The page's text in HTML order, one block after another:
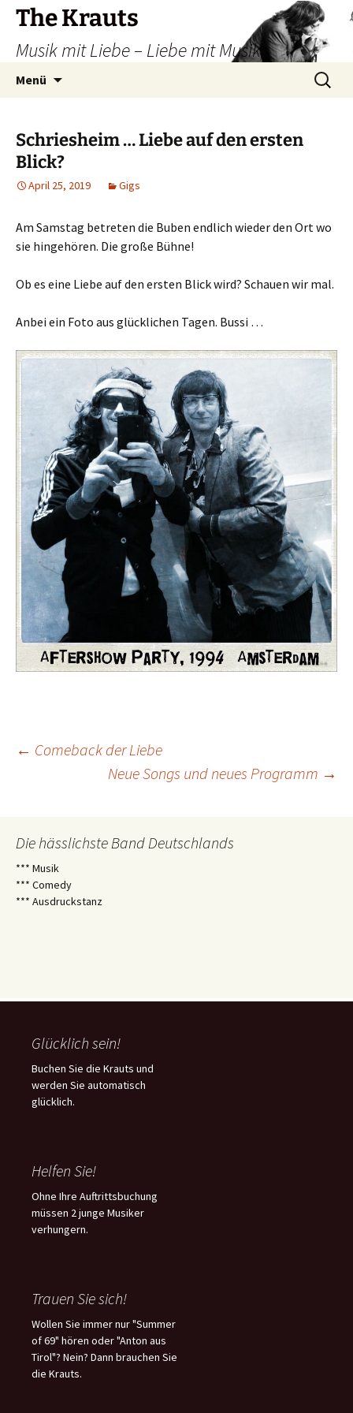
Zum
Inhalt
springen
The Krauts
Musik mit Liebe – Liebe mit Musik
Menü
Suchen
nach:
Schriesheim … Liebe auf den ersten
Blick?
April 25, 2019 Gigs
Am Samstag betreten die Buben endlich wieder den Ort wo
sie hingehören. Die große Bühne!
Ob es eine Liebe auf den ersten Blick wird? Schauen wir mal.
Anbei ein Foto aus glücklichen Tagen. Bussi …
Beitragsnavigation
← Comeback der Liebe
Neue Songs und neues Programm →
Die hässlichste Band Deutschlands
*** Musik
*** Comedy
*** Ausdruckstanz
Glücklich sein!
Buchen Sie die Krauts und
werden Sie automatisch
glücklich.
Helfen Sie!
Ohne Ihre Auftrittsbuchung
müssen 2 junge Musiker
verhungern.
Trauen Sie sich!
Wollen Sie immer nur "Summer
of 69" hören oder "Anton aus
Tirol"? Nein? Dann brauchen Sie
die Krauts.